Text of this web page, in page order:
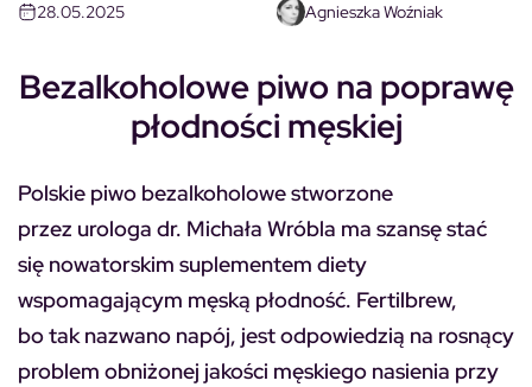
28.05.2025 Agnieszka Woźniak
Bezalkoholowe piwo na poprawę
płodności męskiej
Polskie piwo bezalkoholowe stworzone
przez urologa dr. Michała Wróbla ma szansę stać
się nowatorskim suplementem diety
wspomagającym męską płodność. Fertilbrew,
bo tak nazwano napój, jest odpowiedzią na rosnący
problem obniżonej jakości męskiego nasienia przy